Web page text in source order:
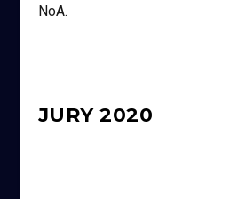
NoA.
JURY 2020